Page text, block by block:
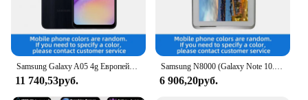
Samsung Galaxy A05 4g Европейский смартфон Snapdragon 680 6,7-дюймовый экран 4 ОЗУ 64 ГБ Android оригинальный б/у телефон
11 740,53руб.
Samsung N8000 (Galaxy Note 10.1) LTE 10,1-дюймовый TFT-камера 1280x800, 7000 мАч, 5 МП, используемая в базе Android
6 906,20руб.